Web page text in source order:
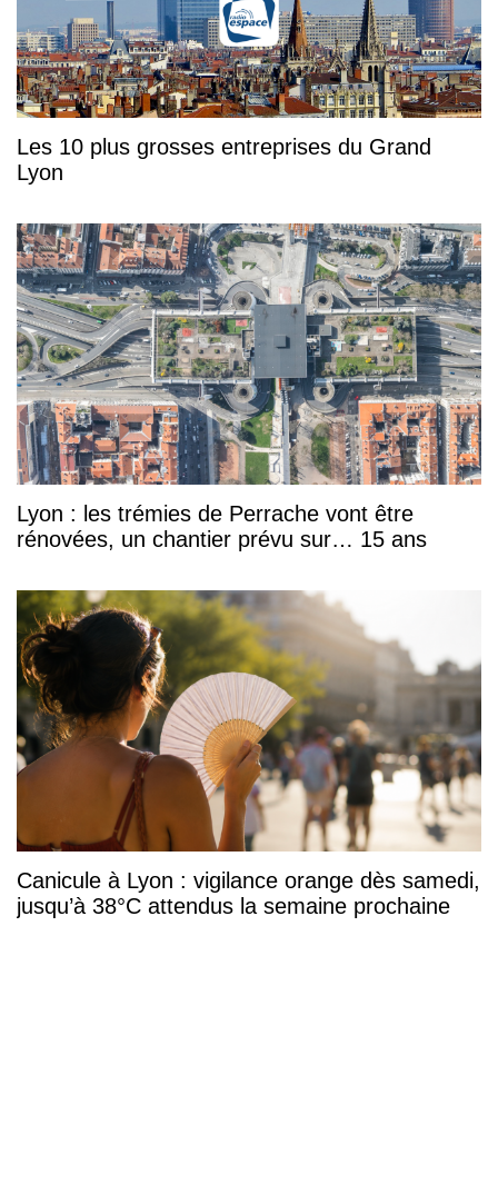
Les 10 plus grosses entreprises du Grand
Lyon
Lyon : les trémies de Perrache vont être
rénovées, un chantier prévu sur… 15 ans
Canicule à Lyon : vigilance orange dès samedi,
jusqu’à 38°C attendus la semaine prochaine